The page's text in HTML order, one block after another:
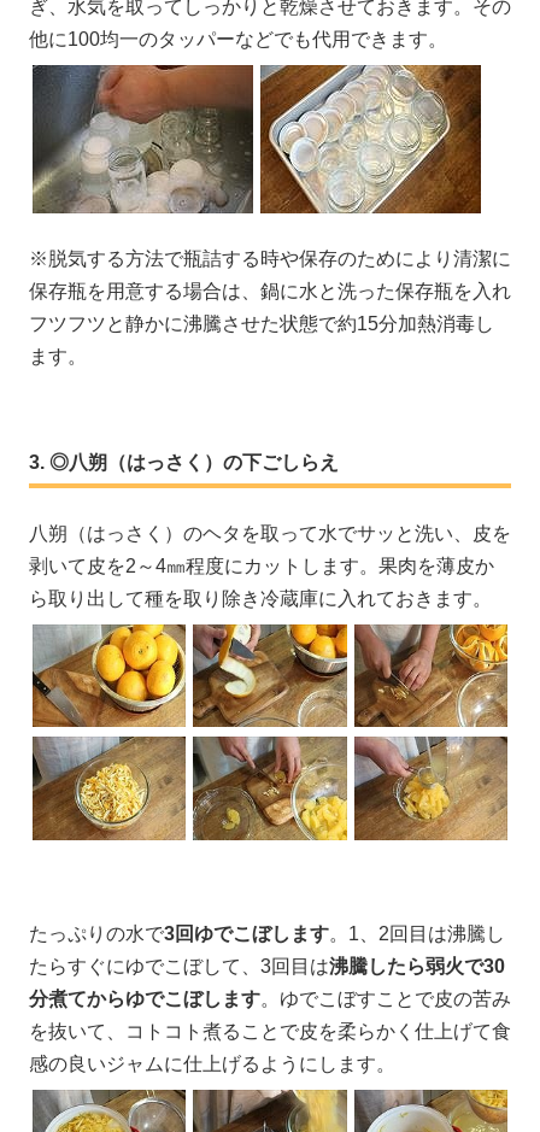
ぎ、水気を取ってしっかりと乾燥させておきます。その
他に100均一のタッパーなどでも代用できます。
※脱気する方法で瓶詰する時や保存のためにより清潔に
保存瓶を用意する場合は、鍋に水と洗った保存瓶を入れ
フツフツと静かに沸騰させた状態で約15分加熱消毒し
ます。
◎八朔（はっさく）の下ごしらえ
八朔（はっさく）のヘタを取って水でサッと洗い、皮を
剥いて皮を2～4㎜程度にカットします。果肉を薄皮か
ら取り出して種を取り除き冷蔵庫に入れておきます。
たっぷりの水で3回ゆでこぼします。1、2回目は沸騰し
たらすぐにゆでこぼして、3回目は沸騰したら弱火で30
分煮てからゆでこぼします。ゆでこぼすことで皮の苦み
を抜いて、コトコト煮ることで皮を柔らかく仕上げて食
感の良いジャムに仕上げるようにします。